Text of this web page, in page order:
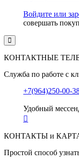
Войдите или
совершать
КОНТАКТНЫЕ
Служба по работе с
+7(964)250-00-
Удобный
КОНТАКТЫ и
Простой способ